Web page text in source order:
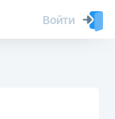
Войти